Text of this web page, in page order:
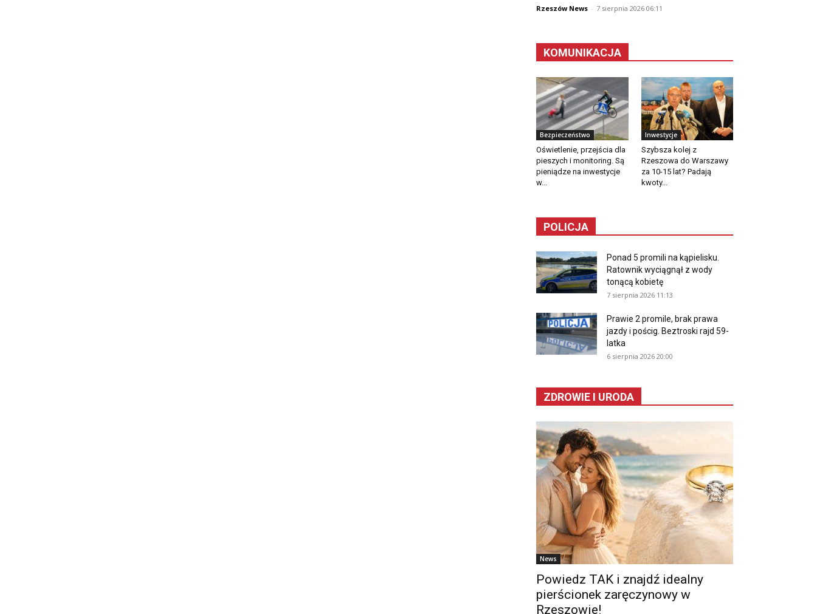
Rzeszów News - 7 sierpnia 2026 06:11
KOMUNIKACJA
Bezpieczeństwo
Oświetlenie, przejścia dla
pieszych i monitoring. Są
pieniądze na inwestycje
w...
Inwestycje
Szybsza kolej z
Rzeszowa do Warszawy
za 10-15 lat? Padają
kwoty...
POLICJA
Ponad 5 promili na kąpielisku.
Ratownik wyciągnął z wody
tonącą kobietę
7 sierpnia 2026 11:13
Prawie 2 promile, brak prawa
jazdy i pościg. Beztroski rajd 59-
latka
6 sierpnia 2026 20:00
ZDROWIE I URODA
News
Powiedz TAK i znajdź idealny
pierścionek zaręczynowy w
Rzeszowie!